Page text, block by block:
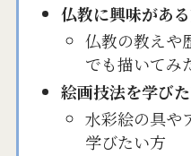
仏教に興味があ
仏教の教えや
でも描いてみ
絵画技法を学び
水彩絵の具や
学びたい方